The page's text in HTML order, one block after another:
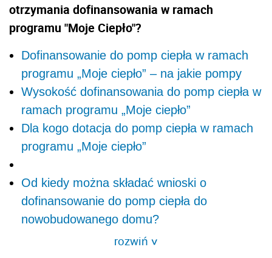
otrzymania dofinansowania w ramach
programu "Moje Ciepło"?
Dofinansowanie do pomp ciepła w ramach
programu „Moje ciepło” – na jakie pompy
Wysokość dofinansowania do pomp ciepła w
ramach programu „Moje ciepło”
Dla kogo dotacja do pomp ciepła w ramach
programu „Moje ciepło”
Od kiedy można składać wnioski o
dofinansowanie do pomp ciepła do
nowobudowanego domu?
rozwiń>